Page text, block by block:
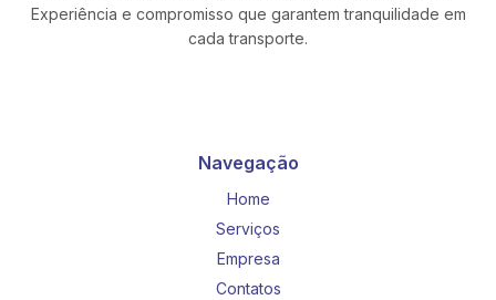
Experiência e compromisso que garantem tranquilidade em
cada transporte.
Navegação
Home
Serviços
Empresa
Contatos